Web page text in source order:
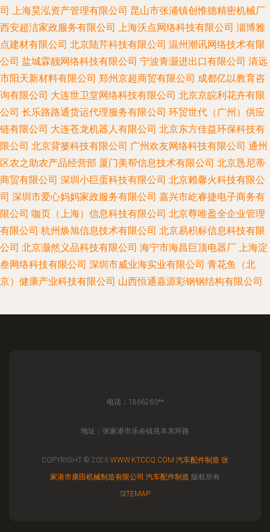
司 上海昊泓资产管理有限公司 昆山市张浦镇创惟德精密机械厂
西安超洁家政服务有限公司 上海沃点网络科技有限公司 淄博雅
点建材有限公司 北京陆芹科技有限公司 温州潮讯网络技术有限
公司 盐城霖靓网络科技有限公司 宁波青灏进出口有限公司 清远
市阳天新材料有限公司 郑州京超商贸有限公司 成都亿以教育咨
询有限公司 大连世卫堂网络科技有限公司 北京京皖利花卉有限
公司 长乐路路通货运代理服务有限公司 环贸世代（广州）供应
链有限公司 大连苍龙机器人有限公司 北京东方佳益环保科技有
限公司 北京背篓科技有限公司 广州欢友网络科技有限公司 通州
区农之助农产品经营部 厦门美帮信息技术有限公司 北京恳尼蒂
商贸有限公司 深圳小巨蛋科技有限公司 北京赖馨火科技有限公
司 深圳市爱心妈妈家政服务有限公司 嘉兴市屹睿捷电子商务有
限公司 咖页（上海）信息科技有限公司 北京尊唯盈全企业管理
有限公司 杭州焕旭信息技术有限公司 北京易积标信息科技有限
公司 北京灏然义品科技有限公司 海宁市海昌巨顶电器厂 上海淀
叁网络科技有限公司 深圳市威业海实业有限公司 青花鱼（北
京）健康产业科技有限公司 山西恒通嘉源彩钢钢结构有限公司
电话：1866263**
地址：张家港市乐余镇兆丰东环路
COPYRIGHT © 2026 WWW.KTCCQ.COM 汽车配件制造 张
家港市康田机械制造有限公司 汽车配件制造 版权所有
SITEMAP